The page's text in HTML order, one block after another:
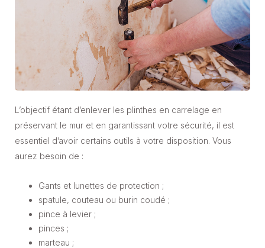
L’objectif étant d’enlever les plinthes en carrelage en
préservant le mur et en garantissant votre sécurité, il est
essentiel d’avoir certains outils à votre disposition. Vous
aurez besoin de :
Gants et lunettes de protection ;
spatule, couteau ou burin coudé ;
pince à levier ;
pinces ;
marteau ;